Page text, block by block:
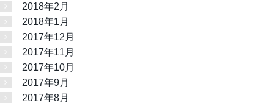
2018年2月
2018年1月
2017年12月
2017年11月
2017年10月
2017年9月
2017年8月